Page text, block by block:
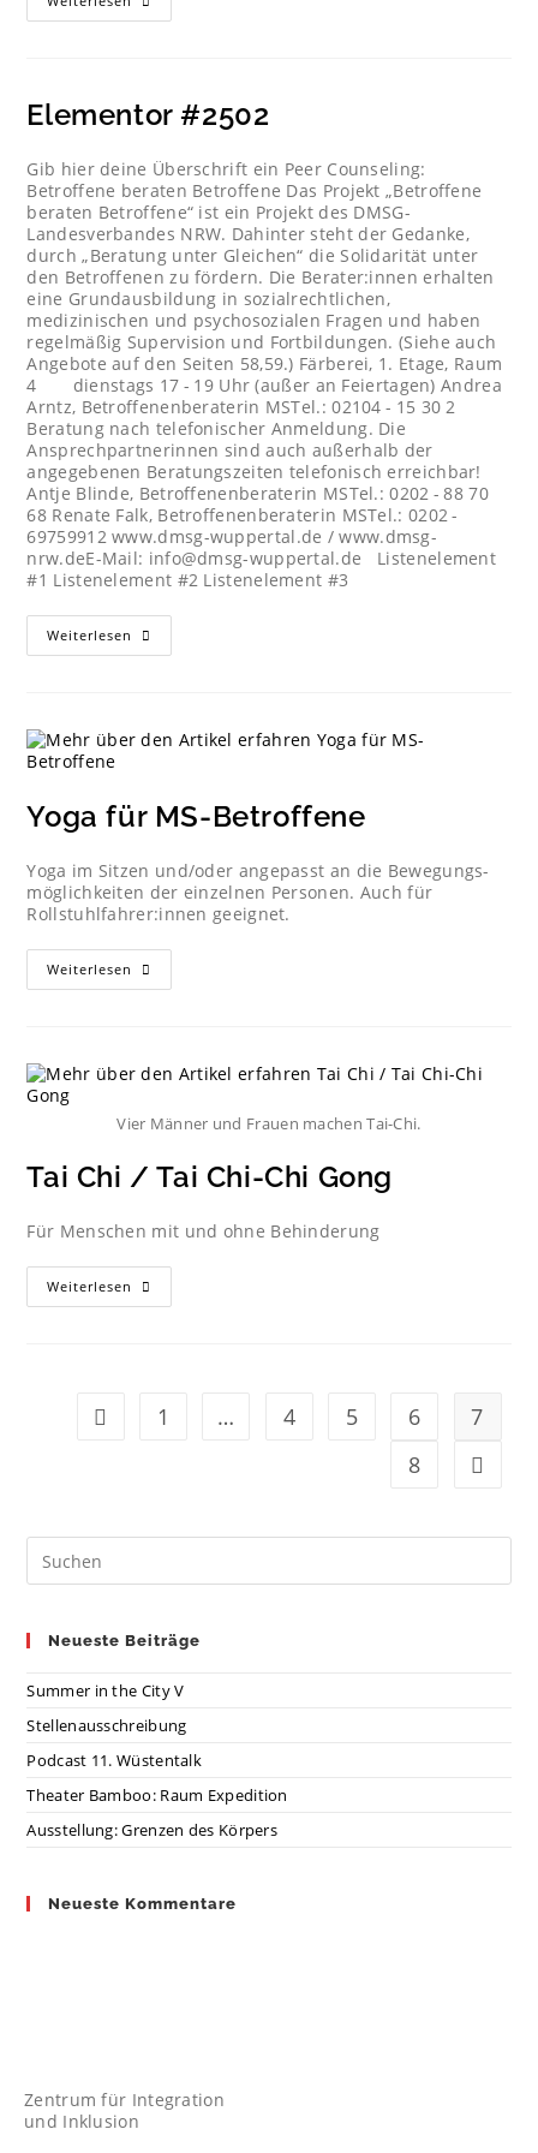
Elementor #2502
Gib hier deine Überschrift ein Peer Counseling:
Betroffene beraten Betroffene Das Projekt „Betroffene
beraten Betroffene“ ist ein Projekt des DMSG-
Landesverbandes NRW. Dahinter steht der Gedanke,
durch „Beratung unter Gleichen“ die Solidarität unter
den Betroffenen zu fördern. Die Berater:innen erhalten
eine Grundausbildung in sozialrechtlichen,
medizinischen und psychosozialen Fragen und haben
regelmäßig Supervision und Fortbildungen. (Siehe auch
Angebote auf den Seiten 58,59.) Färberei, 1. Etage, Raum
4 dienstags 17 - 19 Uhr (außer an Feiertagen) Andrea
Arntz, Betroffenenberaterin MSTel.: 02104 - 15 30 2
Beratung nach telefonischer Anmeldung. Die
Ansprechpartnerinnen sind auch außerhalb der
angegebenen Beratungszeiten telefonisch erreichbar!
Antje Blinde, Betroffenenberaterin MSTel.: 0202 - 88 70
68 Renate Falk, Betroffenenberaterin MSTel.: 0202 -
69759912 www.dmsg-wuppertal.de / www.dmsg-
nrw.deE-Mail: info@dmsg-wuppertal.de Listenelement
#1 Listenelement #2 Listenelement #3
Weiterlesen
Yoga für MS-Betroffene
Yoga im Sitzen und/oder angepasst an die Bewegungs­
möglichkeiten der einzelnen Personen. Auch für
Rollstuhlfahrer:innen geeignet.
Weiterlesen
Vier Männer und Frauen machen Tai-Chi.
Tai Chi / Tai Chi-Chi Gong
Für Menschen mit und ohne Behinderung
Weiterlesen
1 … 4 5 6
7
8
Neueste Beiträge
Summer in the City V
Stellenausschreibung
Podcast 11. Wüstentalk
Theater Bamboo: Raum Expedition
Ausstellung: Grenzen des Körpers
Neueste Kommentare
Zentrum für Integration
und Inklusion